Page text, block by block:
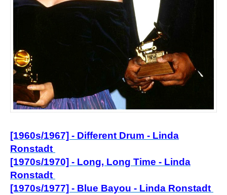
[1960s/1967] - Different Drum - Linda
Ronstadt
[1970s/1970] - Long, Long Time - Linda
Ronstadt
[1970s/1977] - Blue Bayou - Linda Ronstadt